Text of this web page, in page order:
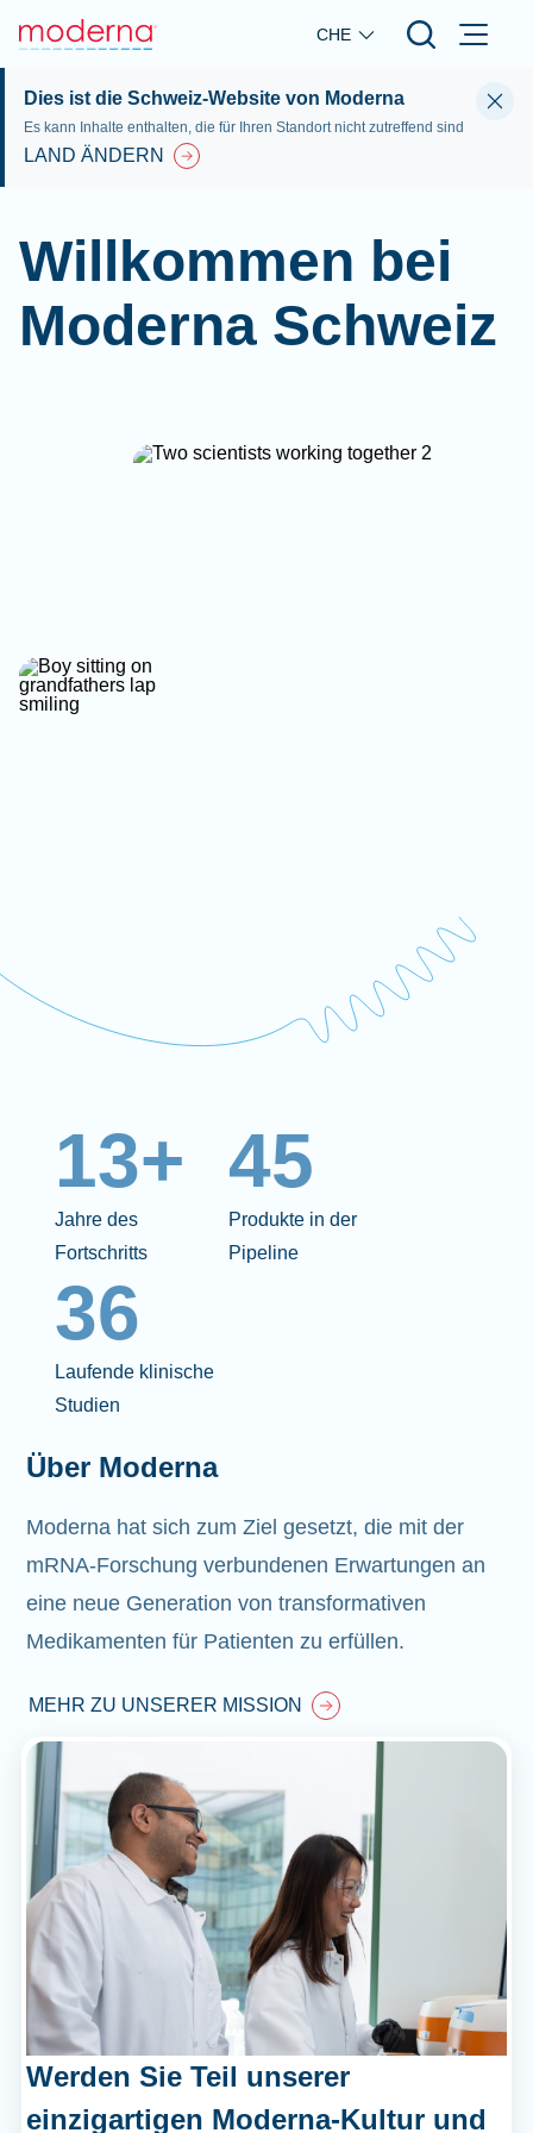
Skip to main content
CHE
Dies ist die Schweiz-Website von Moderna
Es kann Inhalte enthalten, die für Ihren Standort nicht zutreffend sind
LAND ÄNDERN
Willkommen bei
Moderna Schweiz
13+
Jahre des
Fortschritts
45
Produkte in der
Pipeline
36
Laufende klinische
Studien
Über Moderna
Moderna hat sich zum Ziel gesetzt, die mit der
mRNA-Forschung verbundenen Erwartungen an
eine neue Generation von transformativen
Medikamenten für Patienten zu erfüllen.
MEHR ZU UNSERER MISSION
Werden Sie Teil unserer
einzigartigen Moderna-Kultur und